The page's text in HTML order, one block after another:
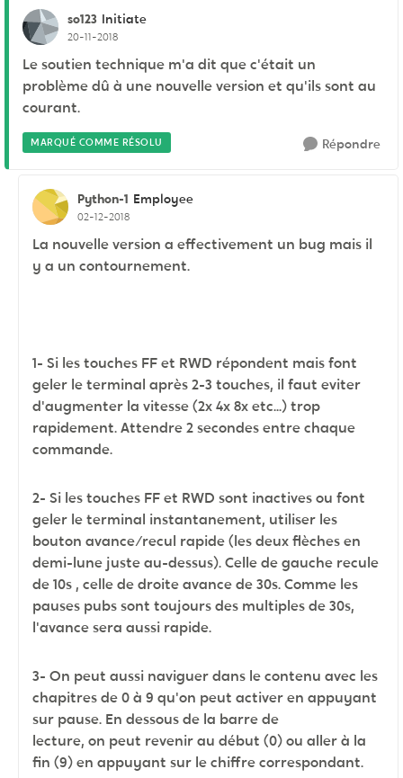
so123 Initiate
20-11-2018
Le soutien technique m'a dit que c'était un
problème dû à une nouvelle version et qu'ils sont au
courant.
MARQUÉ COMME RÉSOLU Répondre
Python-1 Employee
02-12-2018
La nouvelle version a effectivement un bug mais il
y a un contournement.
1- Si les touches FF et RWD répondent mais font
geler le terminal après 2-3 touches, il faut eviter
d'augmenter la vitesse (2x 4x 8x etc...) trop
rapidement. Attendre 2 secondes entre chaque
commande.
2- Si les touches FF et RWD sont inactives ou font
geler le terminal instantanement, utiliser les
bouton avance/recul rapide (les deux flèches en
demi-lune juste au-dessus). Celle de gauche recule
de 10s , celle de droite avance de 30s. Comme les
pauses pubs sont toujours des multiples de 30s,
l'avance sera aussi rapide.
3- On peut aussi naviguer dans le contenu avec les
chapitres de 0 à 9 qu'on peut activer en appuyant
sur pause. En dessous de la barre de
lecture, on peut revenir au début (0) ou aller à la
fin (9) en appuyant sur le chiffre correspondant.